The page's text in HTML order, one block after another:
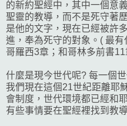
的新約聖經中，其中一個意
聖靈的教導，而不是死守著
是他的文字，現在已經被許
進，奉為死守的對象。( 最有
哥羅西3章；和哥林多前書
什麼是現今世代呢? 每一個
我們現在這個21世紀距離耶
會制度，世代環境都已經和
有些事情要在聖經裡找到教